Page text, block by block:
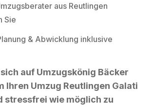
aus Reutlingen
Sie
& Abwicklung inklusive
auf Umzugskönig Bäcker
Ihren Umzug Reutlingen Galati
stressfrei wie möglich zu